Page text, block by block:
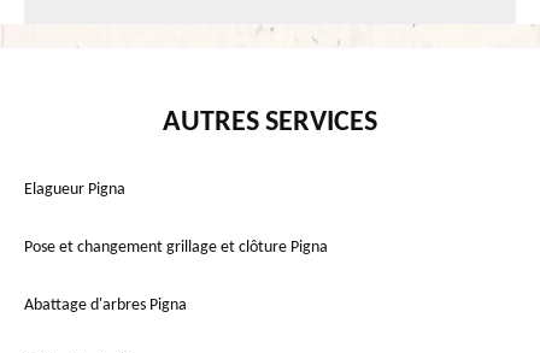
AUTRES SERVICES
Elagueur Pigna
Pose et changement grillage et clôture Pigna
Abattage d'arbres Pigna